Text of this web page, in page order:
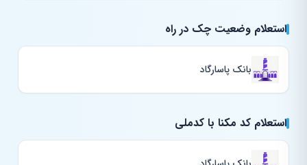
استعلام وضعیت چک در راه
بانک پاسارگاد
استعلام کد مکنا با کدملی